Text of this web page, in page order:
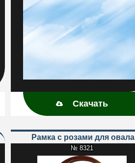
Скачать
Рамка с розами для овала
№ 8321